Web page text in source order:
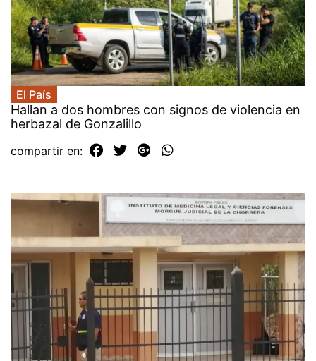
El País
Hallan a dos hombres con signos de violencia en
herbazal de Gonzalillo
compartir en: